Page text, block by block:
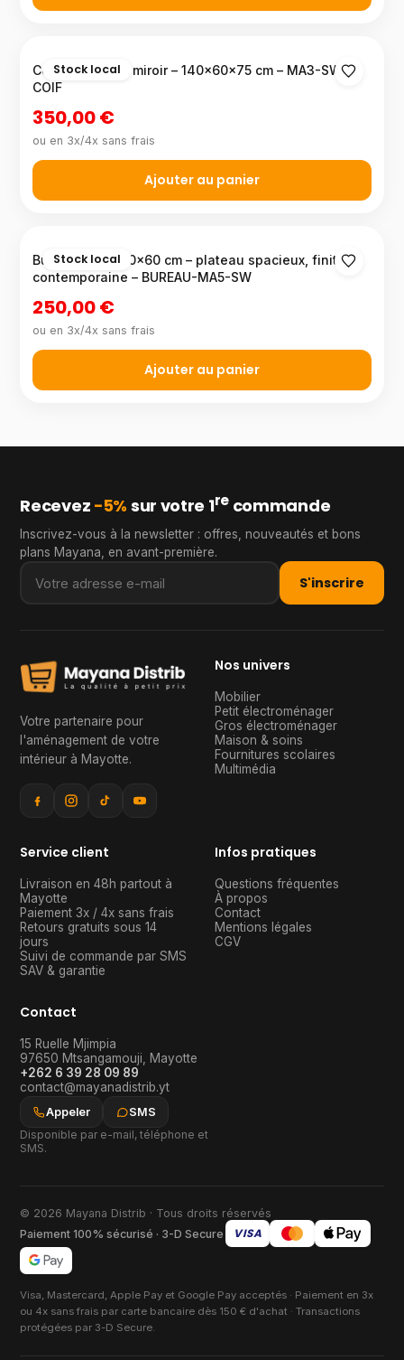
Stock local
Coiffeuse avec miroir – 140×60×75 cm – MA3-SW-
COIF
350,00 €
ou en 3x/4x sans frais
Ajouter au panier
Stock local
Bureau droit 140×60 cm – plateau spacieux, finition
contemporaine – BUREAU-MA5-SW
250,00 €
ou en 3x/4x sans frais
Ajouter au panier
Recevez −5% sur votre 1recommande
Inscrivez-vous à la newsletter : offres, nouveautés et bons
plans Mayana, en avant-première.
S'inscrire
Votre partenaire pour
l'aménagement de votre
intérieur à Mayotte.
Nos univers
Mobilier
Petit électroménager
Gros électroménager
Maison & soins
Fournitures scolaires
Multimédia
Service client
Livraison en 48h partout à
Mayotte
Paiement 3x / 4x sans frais
Retours gratuits sous 14
jours
Suivi de commande par SMS
SAV & garantie
Infos pratiques
Questions fréquentes
À propos
Contact
Mentions légales
CGV
Contact
15 Ruelle Mjimpia
97650 Mtsangamouji
Mayotte
+262 6 39 28 09 89
contact@mayanadistrib.yt
Appeler
SMS
Disponible par e-mail, téléphone et
SMS.
© 2026 Mayana Distrib · Tous droits réservés
Paiement 100% sécurisé · 3-D Secure
VISA
Visa, Mastercard, Apple Pay et Google Pay acceptés · Paiement en 3x
ou 4x sans frais par carte bancaire dès 150 € d'achat · Transactions
protégées par 3-D Secure.